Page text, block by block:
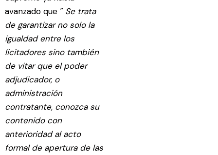
avanzado que ‟ Se trata
de garantizar no solo la
igualdad entre los
licitadores sino también
de vitar que el poder
adjudicador, o
administración
contratante, conozca su
contenido con
anterioridad al acto
formal de apertura de las